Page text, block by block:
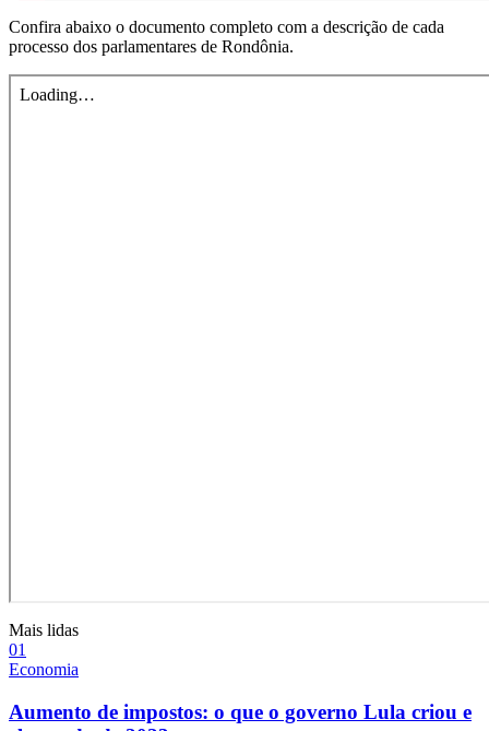
Confira abaixo o documento completo com a descrição de cada
processo dos parlamentares de Rondônia.
Mais lidas
01
Economia
Aumento de impostos: o que o governo Lula criou e